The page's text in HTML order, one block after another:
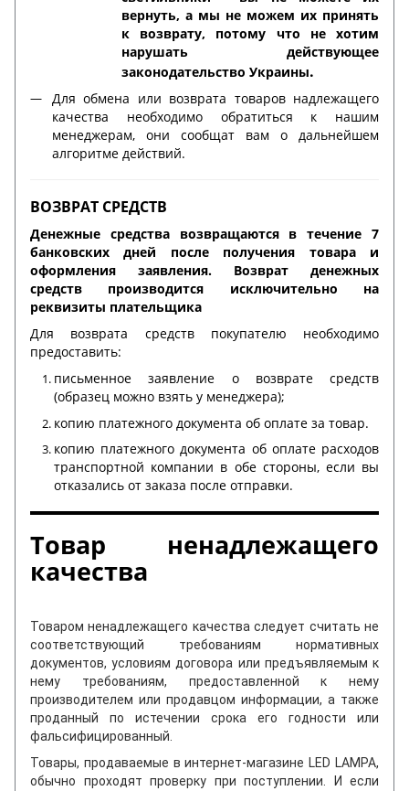
вернуть, а мы не можем их принять
к возврату, потому что не хотим
нарушать действующее
законодательство Украины.
Для обмена или возврата товаров надлежащего
качества необходимо обратиться к нашим
менеджерам, они сообщат вам о дальнейшем
алгоритме действий.
ВОЗВРАТ СРЕДСТВ
Денежные средства возвращаются в течение 7
банковских дней после получения товара и
оформления заявления. Возврат денежных
средств производится исключительно на
реквизиты плательщика
Для возврата средств покупателю необходимо
предоставить:
письменное заявление о возврате средств
(образец можно взять у менеджера);
копию платежного документа об оплате за товар.
копию платежного документа об оплате расходов
транспортной компании в обе стороны, если вы
отказались от заказа после отправки.
Товар ненадлежащего
качества
Товаром ненадлежащего качества следует считать не
соответствующий требованиям нормативных
документов, условиям договора или предъявляемым к
нему требованиям, предоставленной к нему
производителем или продавцом информации, а также
проданный по истечении срока его годности или
фальсифицированный.
Товары, продаваемые в интернет-магазине LED LAMPA,
обычно проходят проверку при поступлении. И если